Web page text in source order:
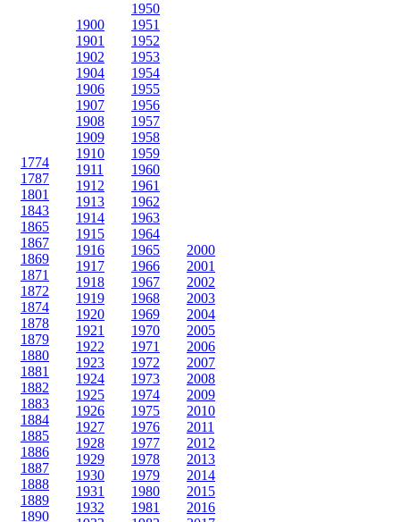
1774
1787
1801
1843
1865
1867
1869
1871
1872
1874
1878
1879
1880
1881
1882
1883
1884
1885
1886
1887
1888
1889
1890
1900
1901
1902
1904
1906
1907
1908
1909
1910
1911
1912
1913
1914
1915
1916
1917
1918
1919
1920
1921
1922
1923
1924
1925
1926
1927
1928
1929
1930
1931
1932
1950
1951
1952
1953
1954
1955
1956
1957
1958
1959
1960
1961
1962
1963
1964
1965
1966
1967
1968
1969
1970
1971
1972
1973
1974
1975
1976
1977
1978
1979
1980
1981
2000
2001
2002
2003
2004
2005
2006
2007
2008
2009
2010
2011
2012
2013
2014
2015
2016